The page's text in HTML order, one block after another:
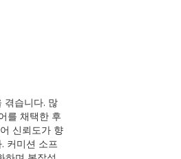
겪습니다. 많
를 채택한 후
신뢰도가 향
커미션 소프